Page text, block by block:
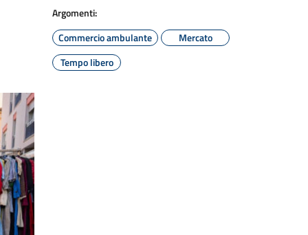
Argomenti:
Commercio ambulante
Mercato
Tempo libero